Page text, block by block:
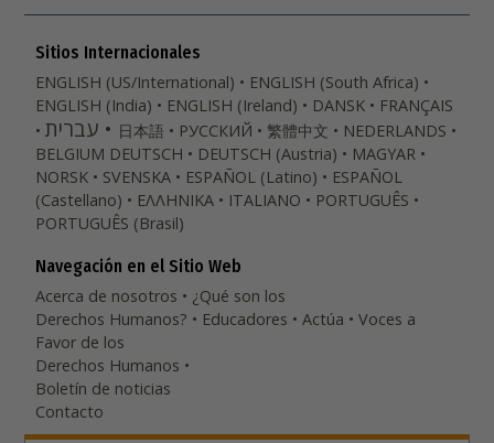
Sitios Internacionales
ENGLISH (US/International)
ENGLISH (South Africa)
ENGLISH (India)
ENGLISH (Ireland) DANSK FRANÇAIS
עברית 日本語 РУССКИЙ 繁體中文
NEDERLANDS
BELGIUM DEUTSCH DEUTSCH (Austria)
MAGYAR
NORSK
SVENSKA ESPAÑOL (Latino)
ESPAÑOL
(Castellano)
ΕΛΛΗΝΙΚA ITALIANO
PORTUGUÊS
PORTUGUÊS (Brasil)‎
Navegación en el Sitio Web
Acerca de nosotros
¿Qué son los
Derechos Humanos?
Educadores Actúa
Voces a
Favor de los
Derechos Humanos
Boletín de noticias
Contacto